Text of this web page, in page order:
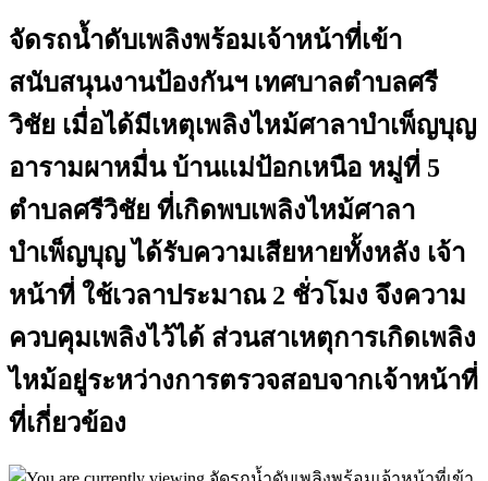
จัดรถน้ำดับเพลิงพร้อมเจ้าหน้าที่เข้า
สนับสนุนงานป้องกันฯ เทศบาลตำบลศรี
วิชัย เมื่อได้มีเหตุเพลิงไหม้ศาลาบำเพ็ญบุญ
อารามผาหมื่น บ้านเเม่ป้อกเหนือ หมู่ที่ 5
ตำบลศรีวิชัย ที่เกิดพบเพลิงไหม้ศาลา
บำเพ็ญบุญ ได้รับความเสียหายทั้งหลัง เจ้า
หน้าที่ ใช้เวลาประมาณ 2 ชั่วโมง จึงความ
ควบคุมเพลิงไว้ได้ ส่วนสาเหตุการเกิดเพลิง
ไหม้อยู่ระหว่างการตรวจสอบจากเจ้าหน้าที่
ที่เกี่ยวข้อง